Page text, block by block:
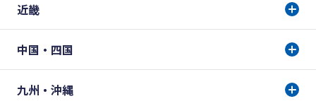
近畿
中国・四国
九州・沖縄